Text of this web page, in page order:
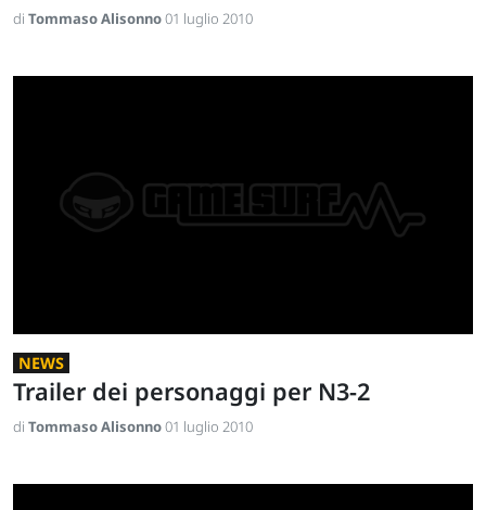
di Tommaso Alisonno01 luglio 2010
NEWS
Trailer dei personaggi per N3-2
di Tommaso Alisonno01 luglio 2010